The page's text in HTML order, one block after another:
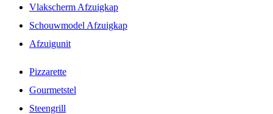
Vlakscherm Afzuigkap
Schouwmodel Afzuigkap
Afzuigunit
Pizzarette
Gourmetstel
Steengrill